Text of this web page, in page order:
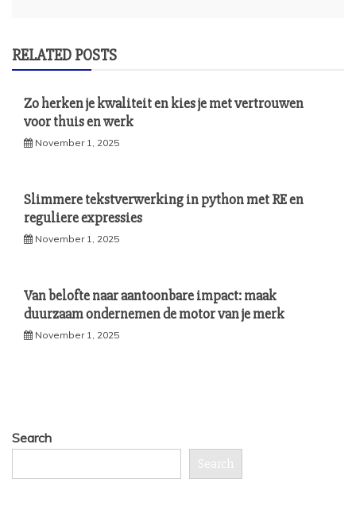
RELATED POSTS
Zo herken je kwaliteit en kies je met vertrouwen
voor thuis en werk
November 1, 2025
Slimmere tekstverwerking in python met RE en
reguliere expressies
November 1, 2025
Van belofte naar aantoonbare impact: maak
duurzaam ondernemen de motor van je merk
November 1, 2025
Search
Search